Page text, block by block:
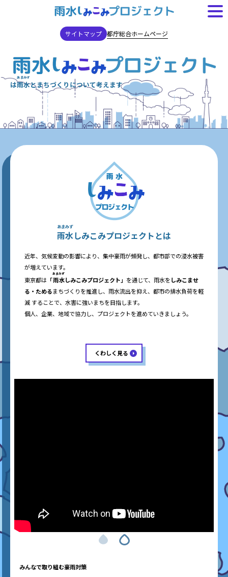
サイトマップ 都庁総合ホームページ
は雨水
あまみず
とまちづくりについて考えます
雨水
あまみず
しみこみプロジェクト とは
近年、気候変動の影響により、集中豪雨が頻発し、都市部での浸水被害
が増えています。
東京都は 「雨水
あまみず
しみこみプロジェクト」 を通じて、雨水をしみこませ
る・ためるまちづくりを推進し、雨水流出を抑え、都市の排水負荷を軽
減 することで、水害に強いまちを目指します。
個人、企業、地域で協力し、プロジェクトを進めていきましょう。
くわしく見る
みんなで取り組む豪雨対策
あ